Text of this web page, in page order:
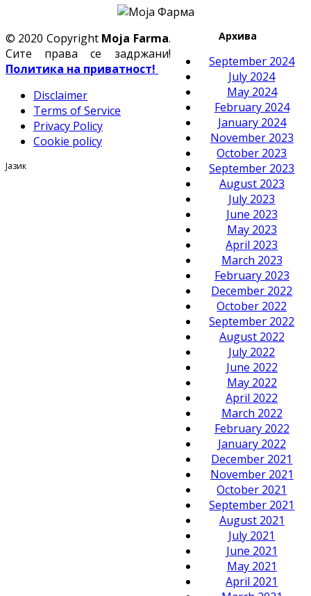
Архива
September 2024
July 2024
May 2024
February 2024
January 2024
November 2023
October 2023
September 2023
August 2023
July 2023
June 2023
May 2023
April 2023
March 2023
February 2023
December 2022
October 2022
September 2022
August 2022
July 2022
June 2022
May 2022
April 2022
March 2022
February 2022
January 2022
December 2021
November 2021
October 2021
September 2021
August 2021
July 2021
June 2021
May 2021
April 2021
© 2020 Copyright Moja Farma.
Сите права се задржани!
Политика на приватност!
Disclaimer
Terms of Service
Privacy Policy
Cookie policy
Јазик